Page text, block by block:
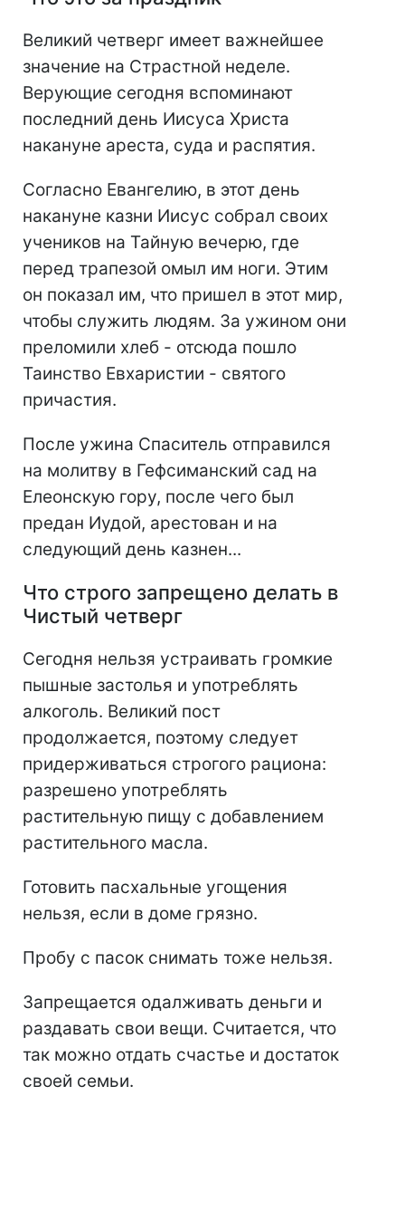
Великий четверг имеет важнейшее
значение на Страстной неделе.
Верующие сегодня вспоминают
последний день Иисуса Христа
накануне ареста, суда и распятия.
Согласно Евангелию, в этот день
накануне казни Иисус собрал своих
учеников на Тайную вечерю, где
перед трапезой омыл им ноги. Этим
он показал им, что пришел в этот мир,
чтобы служить людям. За ужином они
преломили хлеб - отсюда пошло
Таинство Евхаристии - святого
причастия.
После ужина Спаситель отправился
на молитву в Гефсиманский сад на
Елеонскую гору, после чего был
предан Иудой, арестован и на
следующий день казнен...
Что строго запрещено делать в
Чистый четверг
Сегодня нельзя устраивать громкие
пышные застолья и употреблять
алкоголь. Великий пост
продолжается, поэтому следует
придерживаться строгого рациона:
разрешено употреблять
растительную пищу с добавлением
растительного масла.
Готовить пасхальные угощения
нельзя, если в доме грязно.
Пробу с пасок снимать тоже нельзя.
Запрещается одалживать деньги и
раздавать свои вещи. Считается, что
так можно отдать счастье и достаток
своей семьи.